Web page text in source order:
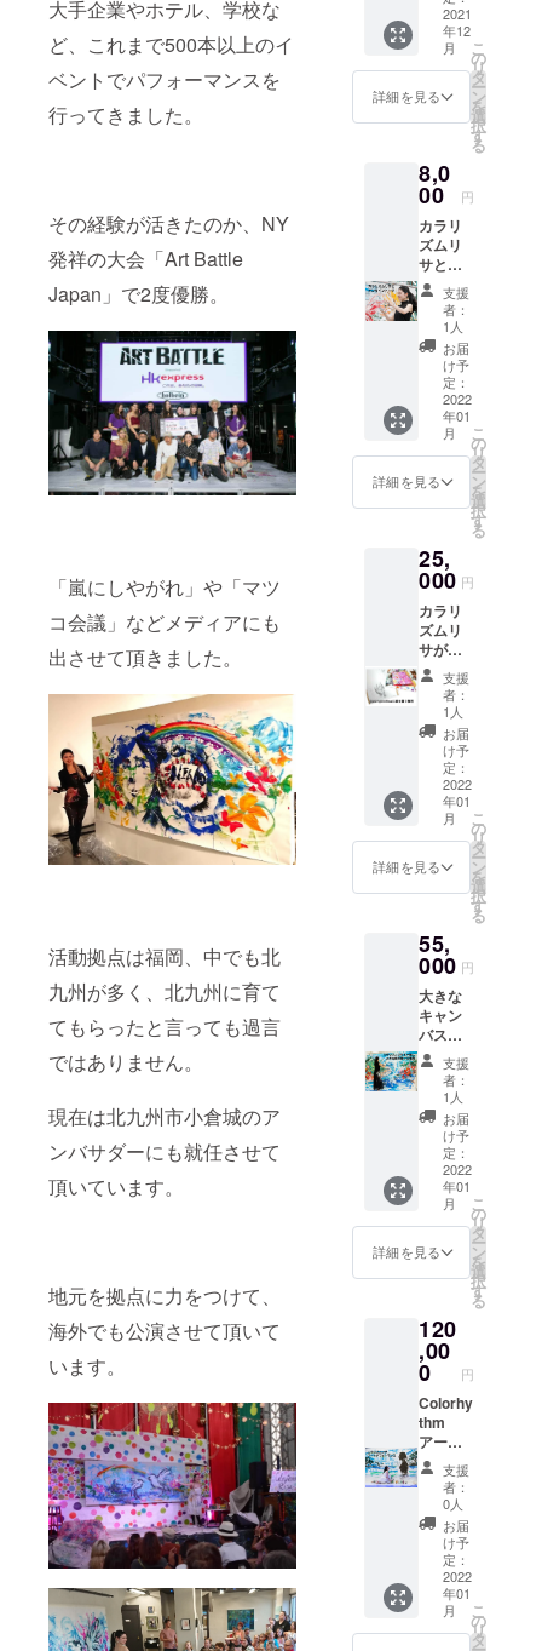
大手企業やホテル、学校な
ど、これまで500本以上のイ
ベントでパフォーマンスを
行ってきました。
その経験が活きたのか、NY
発祥の大会「Art Battle
Japan」で2度優勝。
「嵐にしやがれ」や「マツ
コ会議」などメディアにも
出させて頂きました。
活動拠点は福岡、中でも北
九州が多く、北九州に育て
てもらったと言っても過言
ではありません。
現在は北九州市小倉城のア
ンバサダーにも就任させて
頂いています。
地元を拠点に力をつけて、
海外でも公演させて頂いて
います。
す。 ・
デザイ
ン、大
きさは
お任せ
くださ
い。 ・
後日お
渡しし
ます。
・エン
ディン
グ動
画、パ
ンフ
レット
に社名
や個人
名を掲
載いた
しま
す。 ・
備考欄
に掲載
くださ
い。 ・
当日の
中継映
像をオ
ンライ
ン視聴
できる
権利を
お渡し
しま
す。(最
大10名
2021
年12
月
詳細を見る
こ
の
リ
タ
ー
ン
を
選
択
す
る
8,0
00 円
カラリ
ズムリ
サとオ
ンライ
ンで30
分マン
ツーマ
ンで話
すこと
が出来
ます。
・アー
トにつ
いて、
エン
ターテ
トにつ
いて、
イベン
ト運営
につい
てな
ど。ま
たはあ
なたの
お話を
聞かせ
てくだ
さい。
(話して
整理し
ないこ
となど
描き方
のアド
バイス
でも可
能。 ・
備考欄
にお名
前とど
んな話
をした
いのか
お書き
くださ
い。 ・
日程は
購入後
の調整
支援
者：
1人
お届
け予
定：
2022
年01
月
詳細を見る
こ
の
リ
タ
ー
ン
を
選
択
す
る
25,
000 円
カラリ
ズムリ
サが実
際に絵
を教え
ます。
・福岡
県宗像
市まで
来れる
方限
定。(そ
の他場
所の希
望お問
い合わ
さい) ・
時間は2
時間(準
備片付
け含
む)、一
度に10
名まで
受講可
能で
す。 ・
鉛筆
デッサ
ン(素人
向け)or
好きに
色を塗
す。 ・
画材は
こちら
で準備
しま
す。 ・
日程は
購入後
の調整
となり
ます。
支援
者：
1人
お届
け予
定：
2022
年01
月
詳細を見る
こ
の
リ
タ
ー
ン
を
選
択
す
る
55,
000 円
大きな
キャン
バスを
使って
カラリ
ズムリ
サと一
緒に作
品を描
くこと
が出来
ます。
・福岡
県宗像
市まで
来れる
定。(そ
の他場
所の希
望お問
い合わ
せくだ
さい。)
・時間
は2時間
(準備、
片付け
は別)、
年齢制
限はあ
りませ
ん。人
数ご相
支援
者：
1人
お届
け予
定：
2022
年01
月
詳細を見る
こ
の
リ
タ
ー
ン
を
選
択
す
る
120
,00
0 円
Colorhy
thm
アート
パ
フォー
マンス
出張。
カラリ
ズムリ
サが10
分～30
分のパ
フォー
支援
者：
0人
お届
け予
定：
2022
年01
月
こ
の
リ
タ